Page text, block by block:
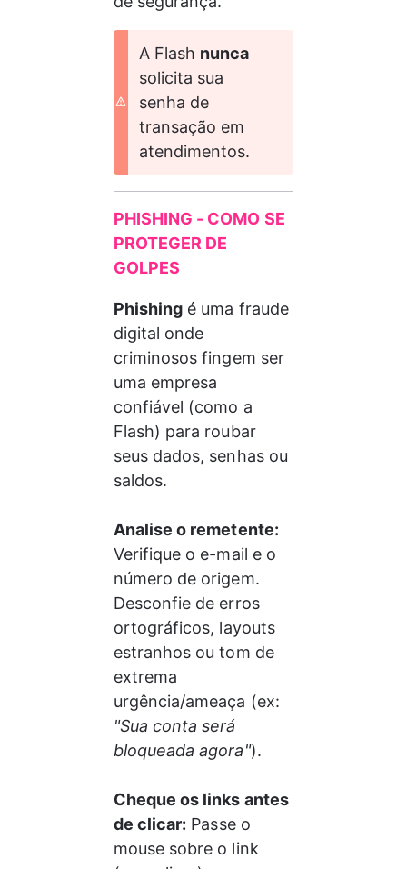
A Flash nunca
solicita sua
senha de
transação em
atendimentos.
PHISHING - COMO SE
PROTEGER DE
GOLPES
Phishing é uma fraude
digital onde
criminosos fingem ser
uma empresa
confiável (como a
Flash) para roubar
seus dados, senhas ou
saldos.
Analise o remetente:
Verifique o e-mail e o
número de origem.
Desconfie de erros
ortográficos, layouts
estranhos ou tom de
extrema
urgência/ameaça (ex:
"Sua conta será
bloqueada agora").
Cheque os links antes
de clicar: Passe o
mouse sobre o link